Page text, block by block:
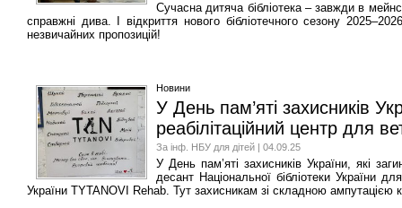
Сучасна дитяча бібліотека – завжди в
справжні дива. І відкриття нового бібліотечного сезону
незвичайних пропозицій!
Новини
У День пам’яті захисників
реабілітаційний центр для
За інф. НБУ для дітей | 04.09.25
У День пам’яті захисників України, які
десант Національної бібліотеки України
України TYTANOVI Rehab. Тут захисникам зі складною ампутацією